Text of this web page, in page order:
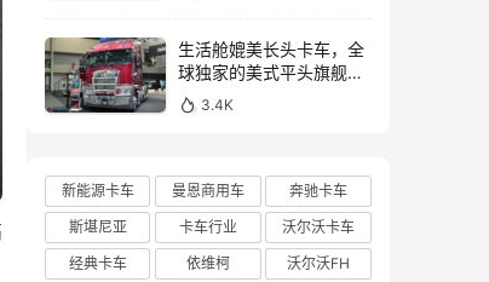
生活舱媲美长头卡车，全
球独家的美式平头旗舰！
亮相布里斯班卡车展的肯
沃斯K220牵引车实拍
3.4K
新能源卡车 曼恩商用车
奔驰卡车
斯堪尼亚
卡车行业
沃尔沃卡车
经典卡车
依维柯 沃尔沃FH